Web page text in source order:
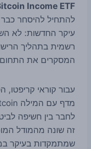
Income ETF
להתחיל להיסחר
עיקר החדשות: לא
רשמית בתהליך
המסקרים את התחום
עבור קוראי קריפטו,
לחבר בין חשיפה
שמתמקדות בעיקר